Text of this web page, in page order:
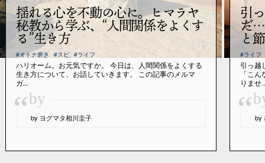
揺れる心を不動の心に。ヒマラヤ
秘教から学ぶ、“人間関係をよくす
る”生き方
#オトナ磨き #スピ #ライフ
ハリオーム。お元気ですか。 今日は、人間関係をよくする
生き方について、お話していきます。 この記事のメルマ
ガ...
“by
by ヨグマタ相川圭子
引
だ…
と
#ライフ
引っ越
「こ
りませ
“ by